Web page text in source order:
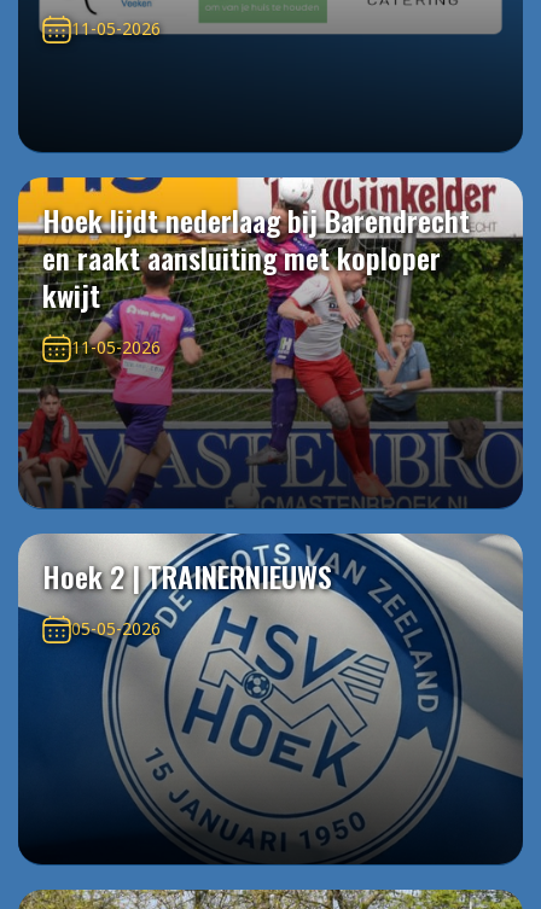
11-05-2026
Hoek lijdt nederlaag bij Barendrecht
en raakt aansluiting met koploper
kwijt
11-05-2026
Hoek 2 | TRAINERNIEUWS
05-05-2026